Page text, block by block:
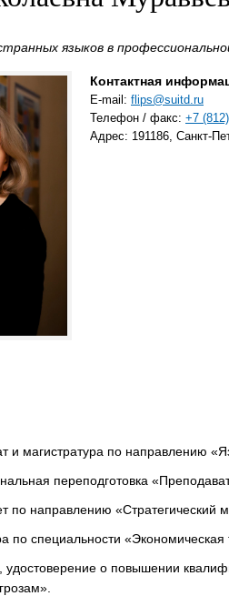
языков в
Контактная
E-mail: flips@suitd.ru
Телефон / факс: +7
Адрес: 191186, Санкт-
и магистратура по направлению
переподготовка
по направлению
по специальности
о повышении